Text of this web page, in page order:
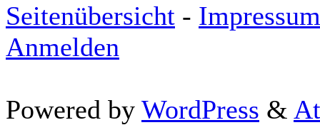
Seitenübersicht - Impressum
Anmelden
Powered by WordPress &